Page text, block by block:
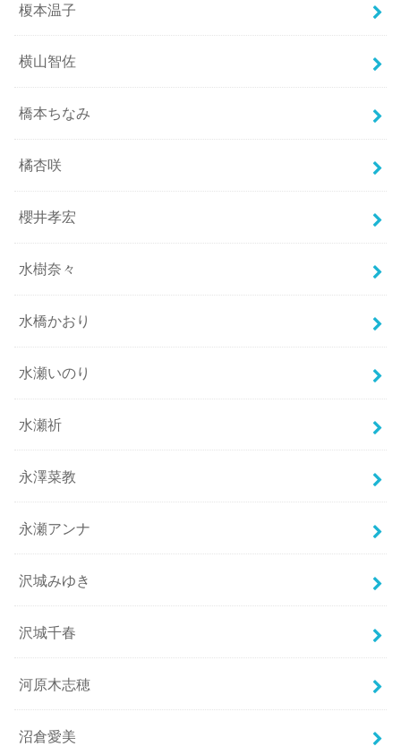
榎本温子
横山智佐
橋本ちなみ
橘杏咲
櫻井孝宏
水樹奈々
水橋かおり
水瀬いのり
水瀬祈
永澤菜教
永瀬アンナ
沢城みゆき
沢城千春
河原木志穂
沼倉愛美